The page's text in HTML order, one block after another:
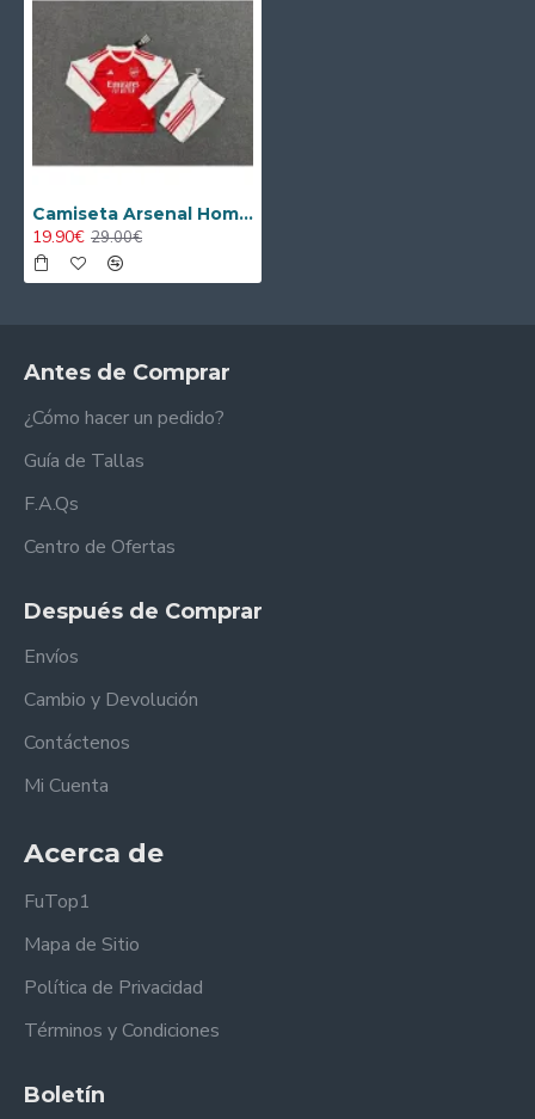
Camiseta Arsenal Home 2025/2026 Niño ML
19.90€ 29.00€
Antes de Comprar
¿Cómo hacer un pedido?
Guía de Tallas
F.A.Qs
Centro de Ofertas
Después de Comprar
Envíos
Cambio y Devolución
Contáctenos
Mi Cuenta
Acerca de
FuTop1
Mapa de Sitio
Política de Privacidad
Términos y Condiciones
Boletín